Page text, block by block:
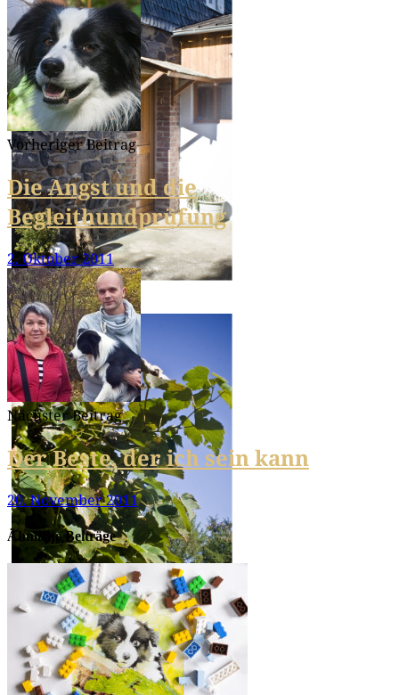
Glück
Im Hof
Wo Zwetsch­gen zwei Jah­re brau­
chen um zu rei­fen ern­tet man
eben Wein
Vorheriger Beitrag
Die Angst und die
Begleithundprüfung
2. Oktober 2011
Nächster Beitrag
Der Beste, der ich sein kann
20. November 2011
Ähnliche Beiträge